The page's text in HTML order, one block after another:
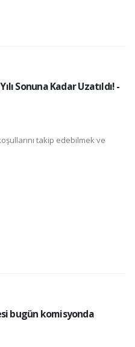
Sonuna Kadar Uzatıldı! -
takip edebilmek ve
bugün komisyonda